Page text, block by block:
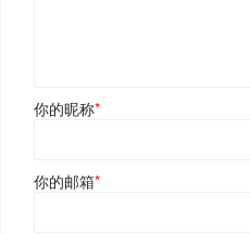
你的昵称*
你的邮箱*